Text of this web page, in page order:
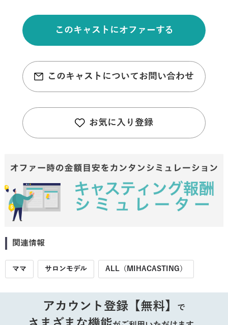
このキャストにオファーする
このキャストについてお問い合わせ
お気に入り登録
関連情報
ママ サロンモデル ALL（MIHACASTING）
アカウント登録【無料】 で